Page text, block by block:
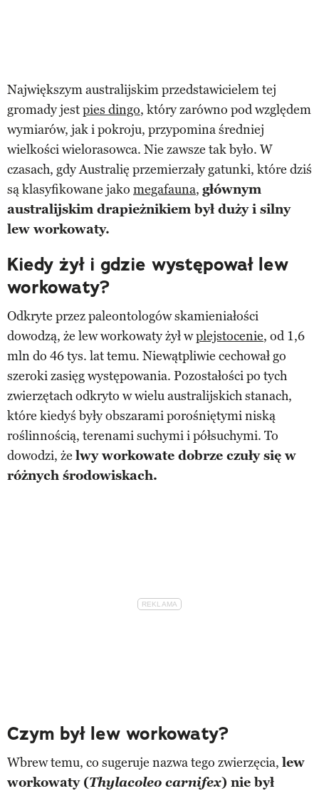
Największym australijskim przedstawicielem tej
gromady jestpies dingo, który zarówno pod względem
wymiarów, jak i pokroju, przypomina średniej
wielkości wielorasowca. Nie zawsze tak było. W
czasach, gdy Australię przemierzały gatunki, które dziś
są klasyfikowane jako megafauna, głównym
australijskim drapieżnikiem był duży i silny
lew workowaty.
Kiedy żył i gdzie występował lew
workowaty?
Odkryte przez paleontologów skamieniałości
dowodzą, że lew workowaty żył wplejstocenie, od 1,6
mln do 46 tys. lat temu. Niewątpliwie cechował go
szeroki zasięg występowania. Pozostałości po tych
zwierzętach odkryto w wielu australijskich stanach,
które kiedyś były obszarami porośniętymi niską
roślinnością, terenami suchymi i półsuchymi. To
dowodzi, że lwy workowate dobrze czuły się w
różnych środowiskach.
Czym był lew workowaty?
Wbrew temu, co sugeruje nazwa tego zwierzęcia, lew
workowaty (Thylacoleo carnifex) nie był